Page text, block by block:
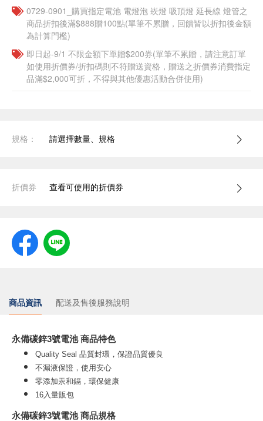
0729-0901_購買指定電池 電燈泡 崁燈 吸頂燈 延長線 燈管之
商品折扣後滿$888贈100點(單筆不累贈，回饋皆以折扣後金額
為計算門檻)
即日起-9/1 不限金額下單贈$200券(單筆不累贈，請注意訂單
如使用折價券/折扣碼則不符贈送資格，贈送之折價券消費指定
品滿$2,000可折，不得與其他優惠活動合併使用)
規格： 請選擇數量、規格
折價券 查看可使用的折價券
商品資訊 配送及售後服務說明
永備碳鋅3號電池 商品特色
Quality Seal 品質封環，保證品質優良
不漏液保證，使用安心
零添加汞和鎘，環保健康
16入量販包
永備碳鋅3號電池 商品規格